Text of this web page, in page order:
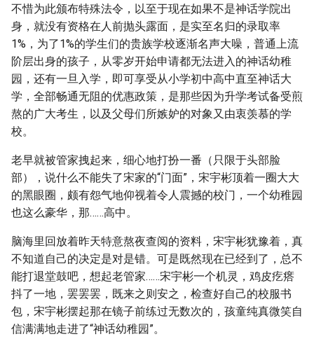
不惜为此颁布特殊法令，以至于现在如果不是神话学院出
身，就没有资格在人前抛头露面，是实至名归的录取率
1%，为了1%的学生们的贵族学校逐渐名声大噪，普通上流
阶层出身的孩子，从零岁开始申请都无法进入的神话幼稚
园，还有一旦入学，即可享受从小学初中高中直至神话大
学，全部畅通无阻的优惠政策，是那些因为升学考试备受煎
熬的广大考生，以及父母们所嫉妒的对象又由衷羡慕的学
校。
老早就被管家拽起来，细心地打扮一番（只限于头部脸
部），说什么不能失了宋家的“门面”，宋宇彬顶着一圈大大
的黑眼圈，颇有怨气地仰视着令人震撼的校门，一个幼稚园
也这么豪华，那……高中。
脑海里回放着昨天特意熬夜查阅的资料，宋宇彬犹豫着，真
不知道自己的决定是对是错。可是既然现在已经到了，总不
能打退堂鼓吧，想起老管家……宋宇彬一个机灵，鸡皮疙瘩
抖了一地，罢罢罢，既来之则安之，检查好自己的校服书
包，宋宇彬摆起那在镜子前练过无数次的，孩童纯真微笑自
信满满地走进了“神话幼稚园”。